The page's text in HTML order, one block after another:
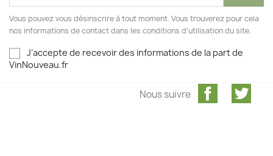
Vous pouvez vous désinscrire à tout moment. Vous trouverez pour cela
nos informations de contact dans les conditions d'utilisation du site.
J’accepte de recevoir des informations de la part de
VinNouveau.fr
Facebook
Nous suivre